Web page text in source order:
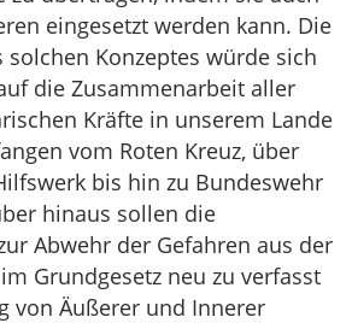
eingesetzt werden kann. Die
solchen Konzeptes würde sich
die Zusammenarbeit aller
Kräfte in unserem Lande
vom Roten Kreuz, über
bis hin zu Bundeswehr
hinaus sollen die
Abwehr der Gefahren aus der
Grundgesetz neu zu verfasst
von Äußerer und Innerer